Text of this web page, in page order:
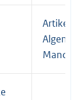
Artikel